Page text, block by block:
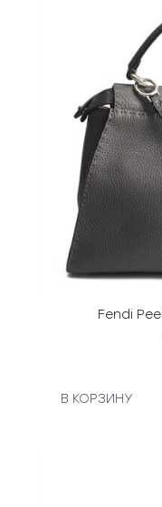
Fendi
В КОРЗИНУ